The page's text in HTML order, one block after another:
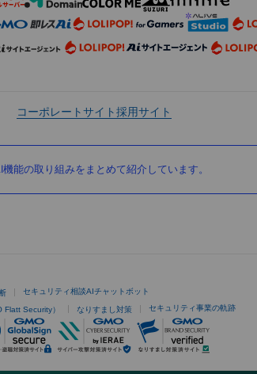
コーポレートサイト採用サイト
能の取り組みをまとめて紹介しています。
セキュリティ相談AIチャットボット
Flatt Security） なりすまし対策 セキュリティ事業の軌跡